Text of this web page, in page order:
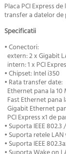
Placa PCI Express
transfer a datelor de
Specificatii
• Conectori:
extern: 2 x Gigabit
intern: 1 x PCI
• Chipset: Intel i350
• Rata transfer date:
Ethernet pana la 10
Fast Ethernet pana
Gigabit Ethernet
PCI Express x1 de
• Suporta IEEE
• Suporta retele LAN
• Suporta IEEE